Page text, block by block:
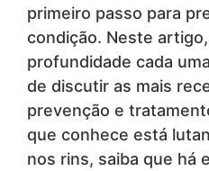
primeiro passo para
condição. Neste
profundidade cada
de discutir as mais
prevenção e
que conhece está
nos rins, saiba que há